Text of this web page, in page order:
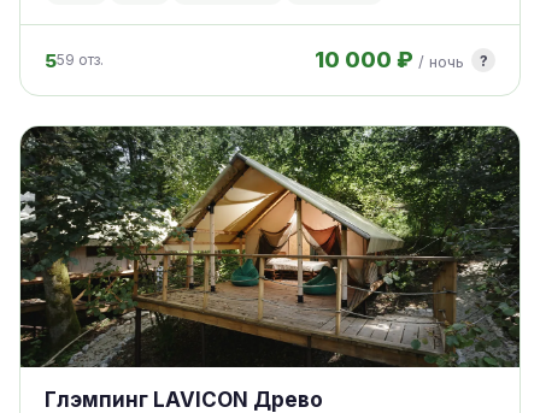
559 отз. 10 000 ₽ / ночь ?
Глэмпинг LAVICON Древо